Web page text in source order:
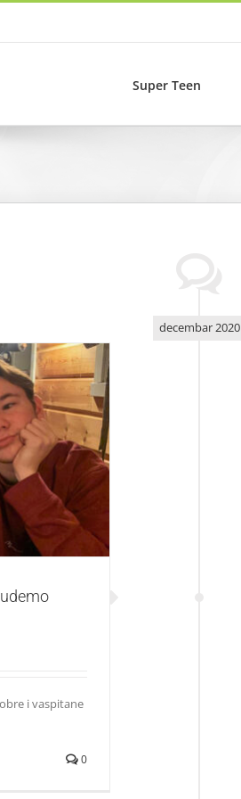
Super Teen
decembar 2020
uzori!
i vaspitane
0